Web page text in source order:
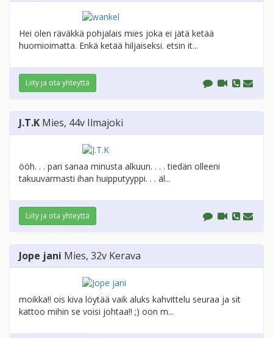
Hei olen räväkkä pohjalais mies joka ei jätä ketää
huomioimatta. Enkä ketää hiljaiseksi. etsin it...
Liity ja ota yhteyttä
J.T.K Mies, 44v Ilmajoki
ööh. . . pari sanaa minusta alkuun. . . . tiedän olleeni
takuuvarmasti ihan huipputyyppi. . . äl...
Liity ja ota yhteyttä
Jope jani Mies, 32v Kerava
moikka!! ois kiva löytää vaik aluks kahvittelu seuraa ja sit
kattoo mihin se voisi johtaa!! ;) oon m...